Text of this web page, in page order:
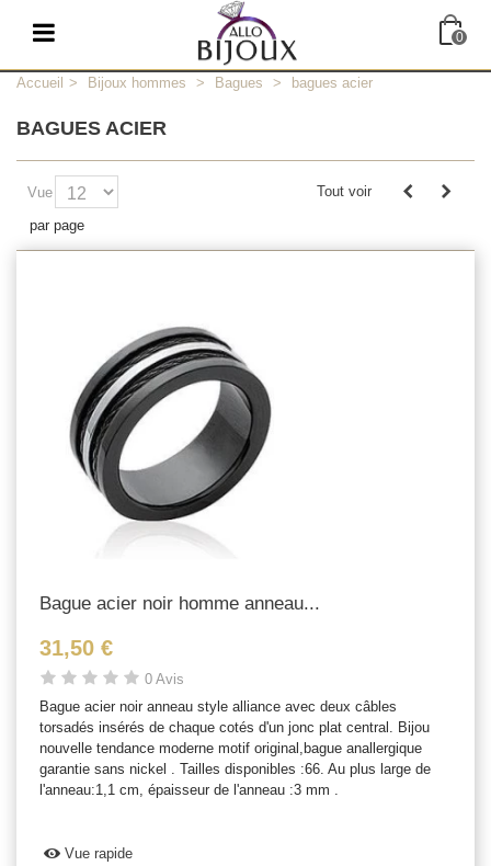
0
Accueil > Bijoux hommes > Bagues > bagues acier
BAGUES ACIER
Vue
par page
Tout voir
Bague acier noir homme anneau...
31,50 €
0 Avis
Bague acier noir anneau style alliance avec deux câbles
torsadés insérés de chaque cotés d'un jonc plat central. Bijou
nouvelle tendance moderne motif original,bague anallergique
garantie sans nickel . Tailles disponibles :66. Au plus large de
l'anneau:1,1 cm, épaisseur de l'anneau :3 mm .
Vue rapide